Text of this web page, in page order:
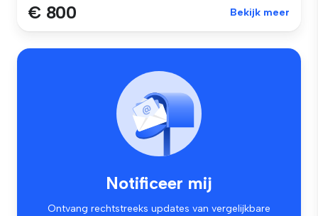
€ 800 Bekijk meer
Notificeer mij
Ontvang rechtstreeks updates van vergelijkbare